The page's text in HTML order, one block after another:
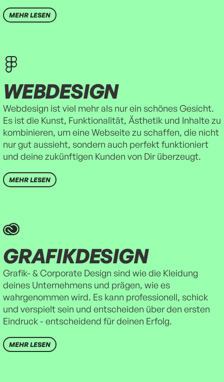
MEHR LESEN
WEBDESIGN
Webdesign ist viel mehr als nur ein schönes Gesicht.
Es ist die Kunst, Funktionalität, Ästhetik und Inhalte zu
kombinieren, um eine Webseite zu schaffen, die nicht
nur gut aussieht, sondern auch perfekt funktioniert
und deine zukünftigen Kunden von Dir überzeugt.
MEHR LESEN
GRAFIKDESIGN
Grafik- & Corporate Design sind wie die Kleidung
deines Unternehmens und prägen, wie es
wahrgenommen wird. Es kann professionell, schick
und verspielt sein und entscheiden über den ersten
Eindruck - entscheidend für deinen Erfolg.
MEHR LESEN